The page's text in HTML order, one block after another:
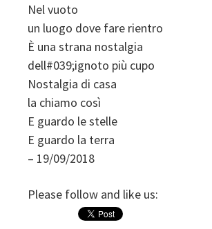
Nel vuoto
un luogo dove fare rientro
È una strana nostalgia
dell#039;ignoto più cupo
Nostalgia di casa
la chiamo così
E guardo le stelle
E guardo la terra
– 19/09/2018
Please follow and like us: